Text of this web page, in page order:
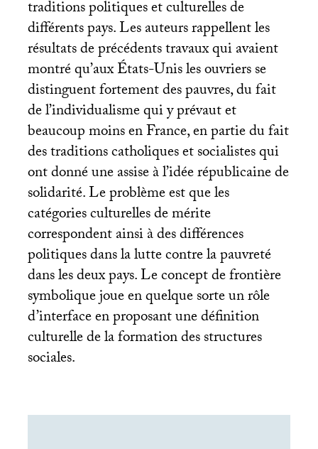
traditions politiques et culturelles de
différents pays. Les auteurs rappellent les
résultats de précédents travaux qui avaient
montré qu’aux États-Unis les ouvriers se
distinguent fortement des pauvres, du fait
de l’individualisme qui y prévaut et
beaucoup moins en France, en partie du fait
des traditions catholiques et socialistes qui
ont donné une assise à l’idée républicaine de
solidarité. Le problème est que les
catégories culturelles de mérite
correspondent ainsi à des différences
politiques dans la lutte contre la pauvreté
dans les deux pays. Le concept de frontière
symbolique joue en quelque sorte un rôle
d’interface en proposant une définition
culturelle de la formation des structures
sociales.